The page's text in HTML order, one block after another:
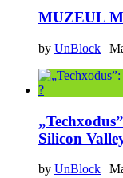
MUZEUL
by UnBlock |
Silicon
by UnBlock